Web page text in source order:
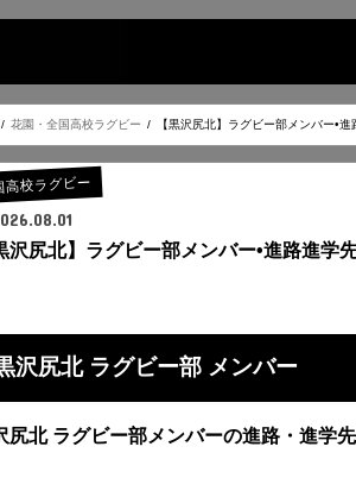
花園・全国高校ラグビー 【黒沢尻北】ラグビー部メンバー•進
高校ラグビー
沢尻北】ラグビー部メンバー•進路進学
沢尻北 ラグビー部 メンバー
尻北 ラグビー部メンバーの進路・進学先